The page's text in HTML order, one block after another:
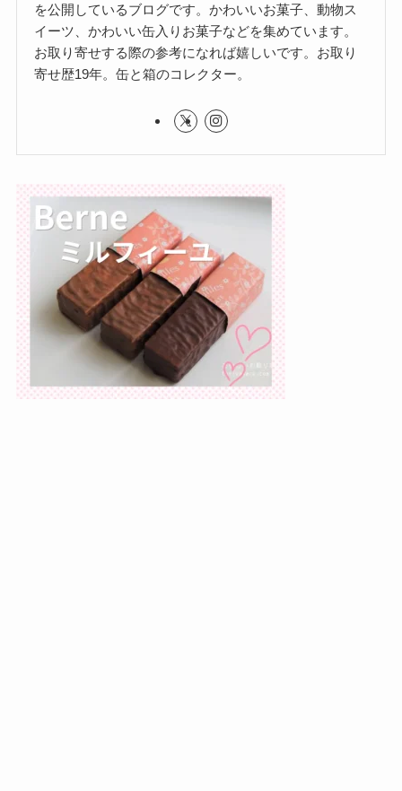
を公開しているブログです。かわいいお菓子、動物ス
イーツ、かわいい缶入りお菓子などを集めています。
お取り寄せする際の参考になれば嬉しいです。お取り
寄せ歴19年。缶と箱のコレクター。